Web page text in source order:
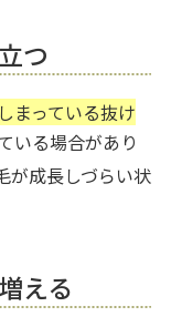
つ
まっている抜け
いる場合があり
が成長しづらい状
える